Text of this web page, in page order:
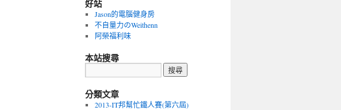
好站
Jason的電腦健身房
不自量力のWeithenn
阿榮福利味
本站搜尋
分類文章
2013-IT邦幫忙鐵人賽(第六屆)